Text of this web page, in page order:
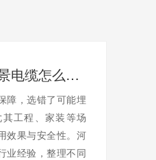
选购指南｜不同场景电缆怎么选？避开陷阱不踩坑
障，选错了可能埋
工程、家装等场
效果与安全性。河
业经验，整理不同